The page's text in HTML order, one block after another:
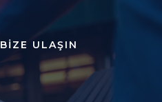
BIZE ULAŞIN